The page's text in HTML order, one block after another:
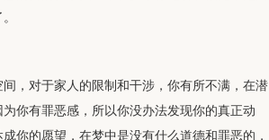
，对于家人的限制和干涉，你有所不满，在潜
你有罪恶感，所以你没办法发现你的真正动
你的愿望，在梦中是没有什么道德和罪恶的，